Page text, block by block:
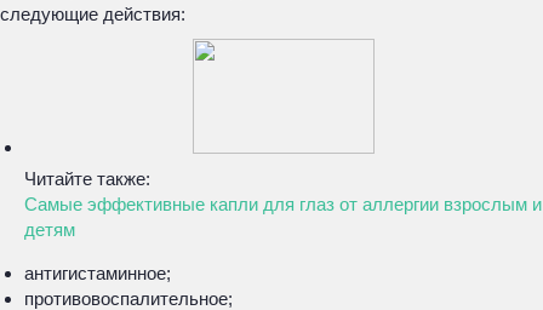
следующие действия:
Читайте также:
Самые эффективные капли для глаз от аллергии взрослым и
детям
антигистаминное;
противовоспалительное;